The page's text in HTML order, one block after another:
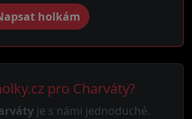
holkám
pro Charváty?
je s námi jednoduché.